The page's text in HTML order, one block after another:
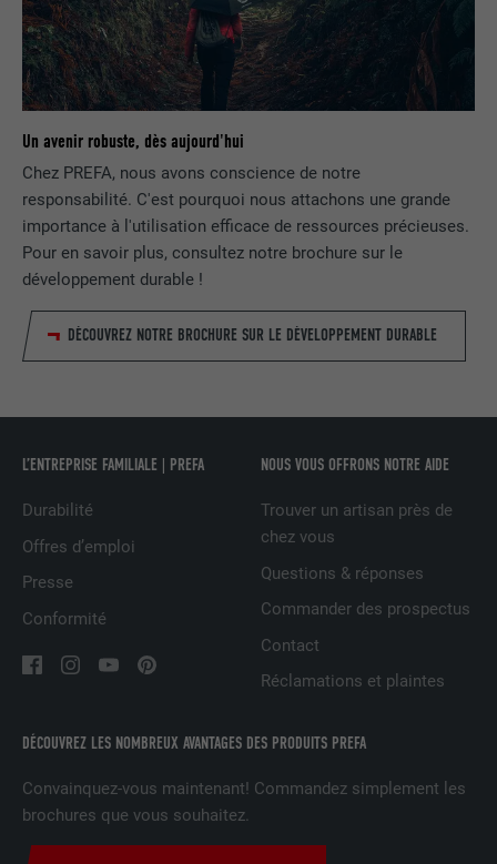
Un avenir robuste, dès aujourd'hui
Chez PREFA, nous avons conscience de notre
responsabilité. C'est pourquoi nous attachons une grande
importance à l'utilisation efficace de ressources précieuses.
Pour en savoir plus, consultez notre brochure sur le
développement durable !
DÉCOUVREZ NOTRE BROCHURE SUR LE DÉVELOPPEMENT DURABLE
DÉCOUVREZ LES NOMBREUX AVANTAGES DES PRODUITS PREFA
Convainquez-vous maintenant! Commandez simplement les
brochures que vous souhaitez.
L’ENTREPRISE FAMILIALE | PREFA
Durabilité
Offres d’emploi
Presse
Conformité
NOUS VOUS OFFRONS NOTRE AIDE
Trouver un artisan près de
chez vous
Questions & réponses
Commander des prospectus
Contact
Réclamations et plaintes
EXPIRATION 2 ans
UTILITÉ
Utilisé par le service de réseau social
LinkedIn pour suivre l'utilisation de
services intégrés.
NOM bscookie
FOURNISSEUR LinkedIn
EXPIRATION 2 ans
Utilisé par le service de réseau social
FOURNISSEUR
EXPIRATION
UTILITÉ
Est utilisé pour suivre l'utilisateur sur
la publicité adaptée aux préférences de
NOM lidc